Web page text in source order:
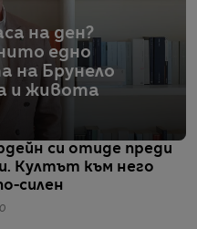
на ден?
едно
на Брунело
и живота
си отиде преди
Култът към него
силен